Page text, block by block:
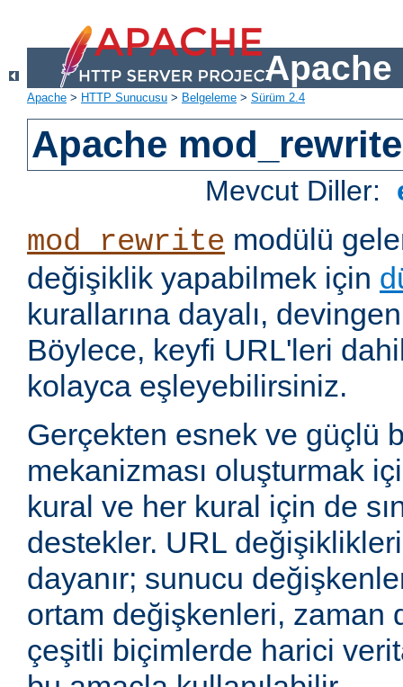
Apache
Apache > HTTP Sunucusu > Belgeleme > Sürüm 2.4
Apache mod_rewrite
Mevcut Diller:
mod_rewrite modülü
değişiklik yapabilmek için
kurallarına dayalı,
Böylece, keyfi URL'leri
kolayca eşleyebilirsiniz.
Gerçekten esnek ve güçlü
mekanizması oluşturmak
kural ve her kural için de
destekler. URL
dayanır; sunucu
ortam değişkenleri, zaman
çeşitli biçimlerde harici